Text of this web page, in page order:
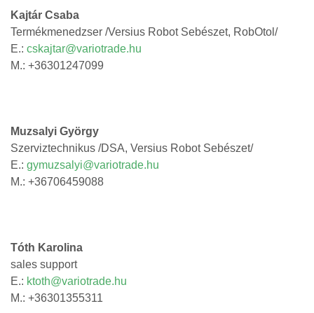
Kajtár Csaba
Termékmenedzser /Versius Robot Sebészet, RobOtol/
E.: cskajtar@variotrade.hu
M.: +36301247099
Muzsalyi György
Szerviztechnikus /DSA, Versius Robot Sebészet/
E.: gymuzsalyi@variotrade.hu
M.: +36706459088
Tóth Karolina
sales support
E.: ktoth@variotrade.hu
M.: +36301355311